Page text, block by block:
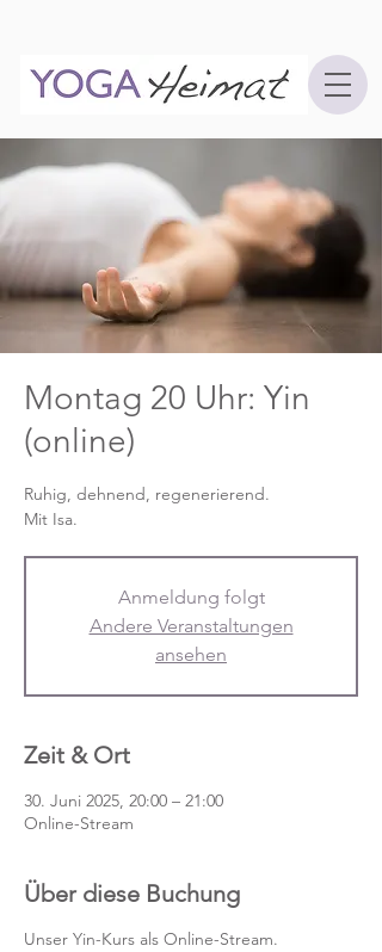
Montag 20 Uhr: Yin
(online)
Ruhig, dehnend, regenerierend.
Mit Isa.
Anmeldung folgt
Andere Veranstaltungen
ansehen
Zeit & Ort
30. Juni 2025, 20:00 – 21:00
Online-Stream
Über diese Buchung
Unser Yin-Kurs als Online-Stream.